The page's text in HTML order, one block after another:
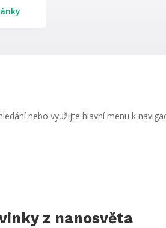
nebo využijte hlavní menu k
z nanosvěta